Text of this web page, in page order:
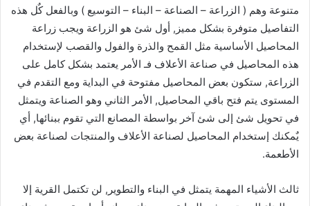
متنوعة وهم ( الزراعة – الصناعة – البناء – التوسيع ) وبالفعل كٌل هذه
التفاصيل متوفرة بشكل مميز, أول شئ هو الزراعة ويجب زراعة
المحاصيل الأساسية مثل القمح والذرة والفول والقصب لإستخدام
هذه المحاصيل في صناعة الأعلاف فـ الأمر يعتمد بشكل كامل على
الزراعة, ستكون بعض المحاصيل مفتوحة في البداية ومع التقدم في
المستوى يتم فتح باقي المحاصيل, الأمر الثاني وهو الصناعة ويتمثل
في تحويل شئ إلى شئ آخر بواسطة المصانع التي تقوم ببنائها, أي
يٌمكنك إستخدام المحاصيل لصناعة الأعلاف والمنتجات لصناعة بعض
الأطعمة.
ثالث الأشياء المهمة يتمثل في البناء والتطوير, لن تكتمل القرية إلا